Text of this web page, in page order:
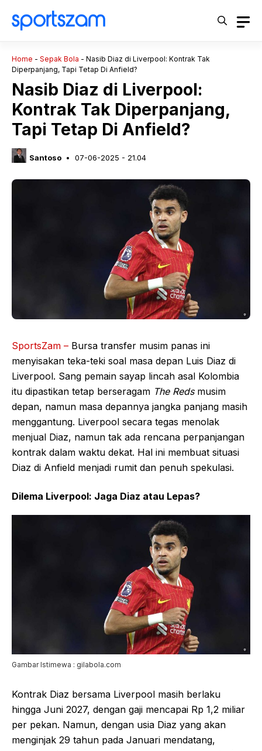
Home - Sepak Bola - Nasib Diaz di Liverpool: Kontrak Tak
Diperpanjang, Tapi Tetap Di Anfield?
Nasib Diaz di Liverpool:
Kontrak Tak Diperpanjang,
Tapi Tetap Di Anfield?
Santoso 07-06-2025 - 21.04
SportsZam – Bursa transfer musim panas ini
menyisakan teka-teki soal masa depan Luis Diaz di
Liverpool. Sang pemain sayap lincah asal Kolombia
itu dipastikan tetap berseragam The Redsmusim
depan, namun masa depannya jangka panjang masih
menggantung. Liverpool secara tegas menolak
menjual Diaz, namun tak ada rencana perpanjangan
kontrak dalam waktu dekat. Hal ini membuat situasi
Diaz di Anfield menjadi rumit dan penuh spekulasi.
Dilema Liverpool: Jaga Diaz atau Lepas?
Gambar Istimewa : gilabola.com
Kontrak Diaz bersama Liverpool masih berlaku
hingga Juni 2027, dengan gaji mencapai Rp 1,2 miliar
per pekan. Namun, dengan usia Diaz yang akan
menginjak 29 tahun pada Januari mendatang,